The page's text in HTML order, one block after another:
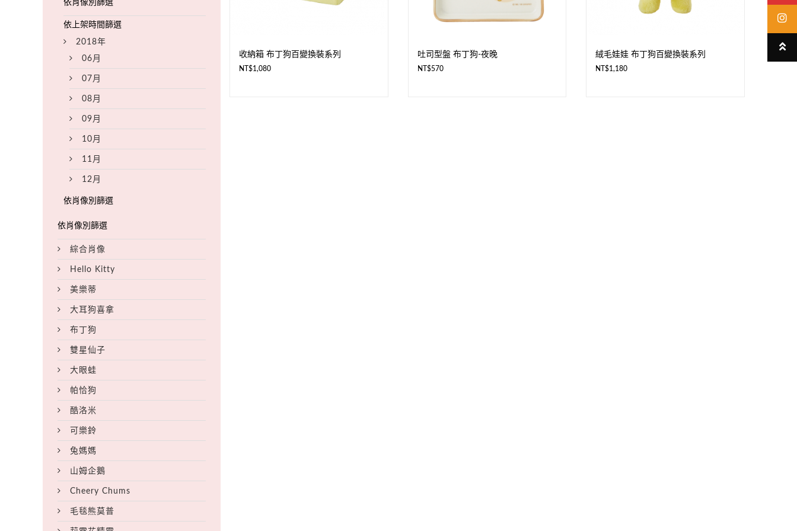
收納箱 布丁狗百變換裝系列
NT$1,080
吐司型盤 布丁狗-夜晚
NT$570
絨毛娃娃 布丁狗百變換裝系列
NT$1,180
2018年
06月
07月
08月
09月
10月
11月
12月
綜合肖像
Hello Kitty
美樂蒂
大耳狗喜拿
布丁狗
雙星仙子
大眼蛙
帕恰狗
酷洛米
可樂鈴
兔媽媽
山姆企鵝
Cheery Chums
毛毯熊莫普